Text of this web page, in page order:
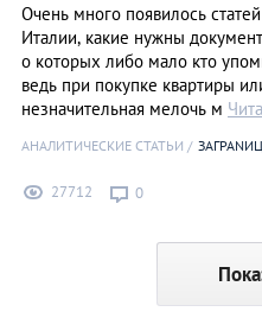
Очень много появилось
Италии, какие нужны
о которых либо мало кто
ведь при покупке квартиры
незначительная мелочь м
АНАЛИТИЧЕСКИЕ СТАТЬИ
27712 0